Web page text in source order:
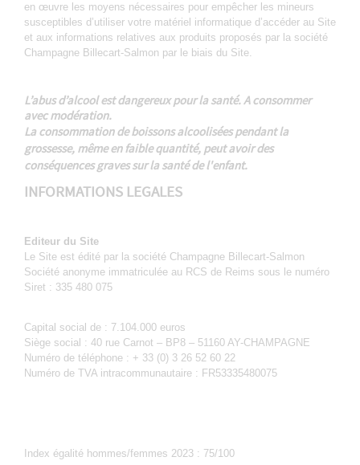
en œuvre les moyens nécessaires pour empêcher les mineurs
susceptibles d’utiliser votre matériel informatique d’accéder au Site
et aux informations relatives aux produits proposés par la société
Champagne Billecart-Salmon par le biais du Site.
L’abus d’alcool est dangereux pour la santé. A consommer
avec modération.
La consommation de boissons alcoolisées pendant la
grossesse, même en faible quantité, peut avoir des
conséquences graves sur la santé de l'enfant.
INFORMATIONS LEGALES
Editeur du Site
Le Site est édité par la société Champagne Billecart-Salmon
Société anonyme immatriculée au RCS de Reims sous le numéro
Siret : 335 480 075
Capital social de : 7.104.000 euros
Siège social : 40 rue Carnot – BP8 – 51160 AY-CHAMPAGNE
Numéro de téléphone : + 33 (0) 3 26 52 60 22
Numéro de TVA intracommunautaire : FR53335480075
Index égalité hommes/femmes 2023 : 75/100